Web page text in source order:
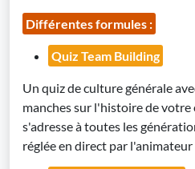
Différentes formules :
Quiz Team Building
Un quiz de culture générale
manches sur l'histoire de votre
s'adresse à toutes les
réglée en direct par l'animateur